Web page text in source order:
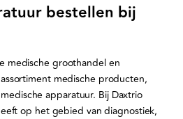
bestellen bij
medische groothandel en
medische producten,
apparatuur. Bij Daxtrio
op het gebied van diagnostiek,